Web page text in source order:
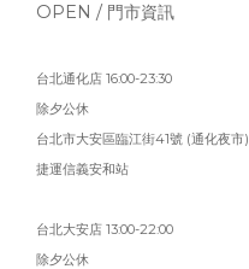
OPEN / 門市資訊
台北通化店 16:00-23:30
除夕公休
台北市大安區臨江街41號 (通化夜市)
捷運信義安和站
台北大安店 13:00-22:00
除夕公休